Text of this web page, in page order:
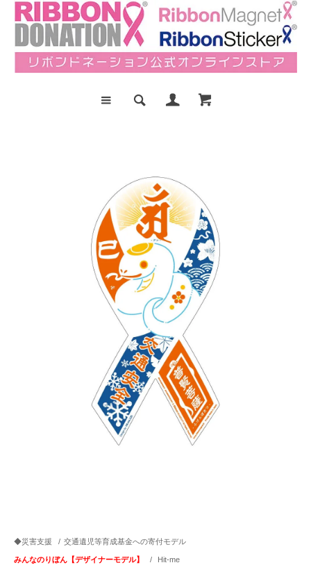
◆災害支援 / 交通遺児等育成基金への寄付モデル
みんなのりぼん【デザイナーモデル】 / Hit-me